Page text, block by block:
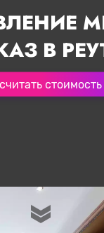
В
стоимость